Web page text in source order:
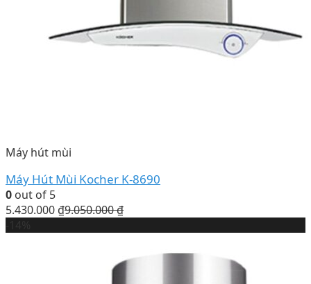
Máy hút mùi
Máy Hút Mùi Kocher K-8690
0 out of 5
5.430.000 ₫9.050.000₫